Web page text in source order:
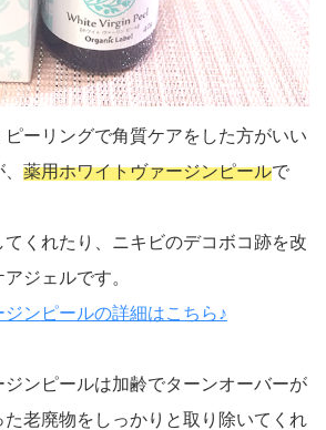
ーリングで角質ケアをした方がいい
薬用ホワイトヴァージンピールで
くれたり、ニキビのデコボコ跡を改
ジェルです。
ンピールの詳細はこちら♪
ンピールは加齢でターンオーバーが
老廃物をしっかりと取り除いてくれ